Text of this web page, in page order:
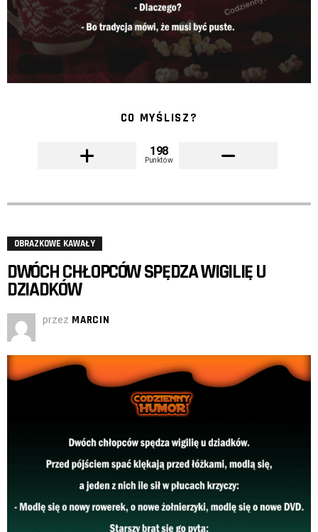
CO MYŚLISZ?
198
Punktów
OBRAZKOWE KAWAŁY
DWÓCH CHŁOPCÓW SPĘDZA WIGILIĘ U
DZIADKÓW
przez MARCIN